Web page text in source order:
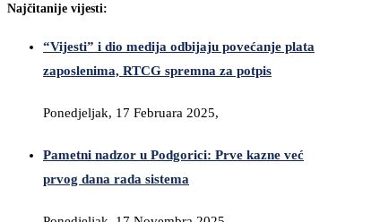
Najčitanije vijesti:
“Vijesti” i dio medija odbijaju povećanje plata
zaposlenima, RTCG spremna za potpis
Ponedjeljak, 17 Februara 2025,
Pametni nadzor u Podgorici: Prve kazne već
prvog dana rada sistema